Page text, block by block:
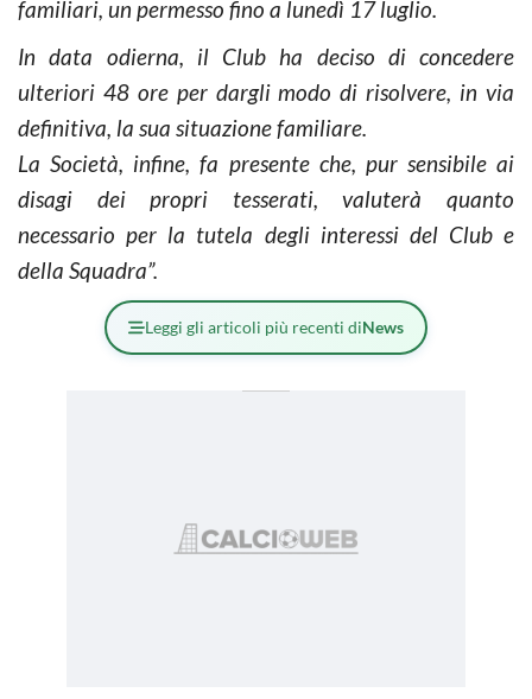
familiari, un permesso fino a lunedì 17 luglio.
In data odierna, il Club ha deciso di concedere
ulteriori 48 ore per dargli modo di risolvere, in via
definitiva, la sua situazione familiare.
La Società, infine, fa presente che, pur sensibile ai
disagi dei propri tesserati, valuterà quanto
necessario per la tutela degli interessi del Club e
della Squadra”.
Leggi gli articoli più recenti diNews